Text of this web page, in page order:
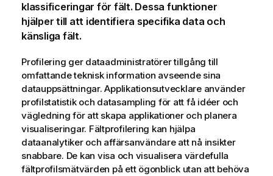
klassificeringar för fält. Dessa funktioner
hjälper till att identifiera specifika data och
känsliga fält.
Profilering ger dataadministratörer tillgång till
omfattande teknisk information avseende sina
datauppsättningar. Applikationsutvecklare använder
profilstatistik och datasampling för att få idéer och
vägledning för att skapa applikationer och planera
visualiseringar. Fältprofilering kan hjälpa
dataanalytiker och affärsanvändare att nå insikter
snabbare. De kan visa och visualisera värdefulla
fältprofilsmätvärden på ett ögonblick utan att behöva